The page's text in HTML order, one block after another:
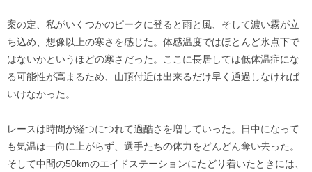
案の定、私がいくつかのピークに登ると雨と風、そして濃い霧が立
ち込め、想像以上の寒さを感じた。体感温度ではほとんど氷点下で
はないかというほどの寒さだった。ここに長居しては低体温症にな
る可能性が高まるため、山頂付近は出来るだけ早く通過しなければ
いけなかった。
レースは時間が経つにつれて過酷さを増していった。日中になって
も気温は一向に上がらず、選手たちの体力をどんどん奪い去った。
そして中間の50kmのエイドステーションにたどり着いたときには、